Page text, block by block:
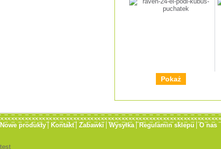
Pokaż
Nowe produkty Kontakt Zabawki Wysyłka Regulamin sklepu O nas
test